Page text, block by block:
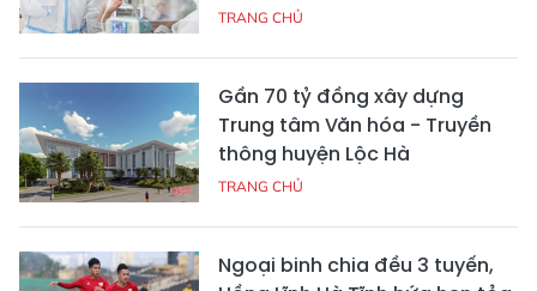
TRANG CHỦ
Gần 70 tỷ đồng xây dựng
Trung tâm Văn hóa - Truyền
thông huyện Lộc Hà
TRANG CHỦ
Ngoại binh chia đều 3 tuyến,